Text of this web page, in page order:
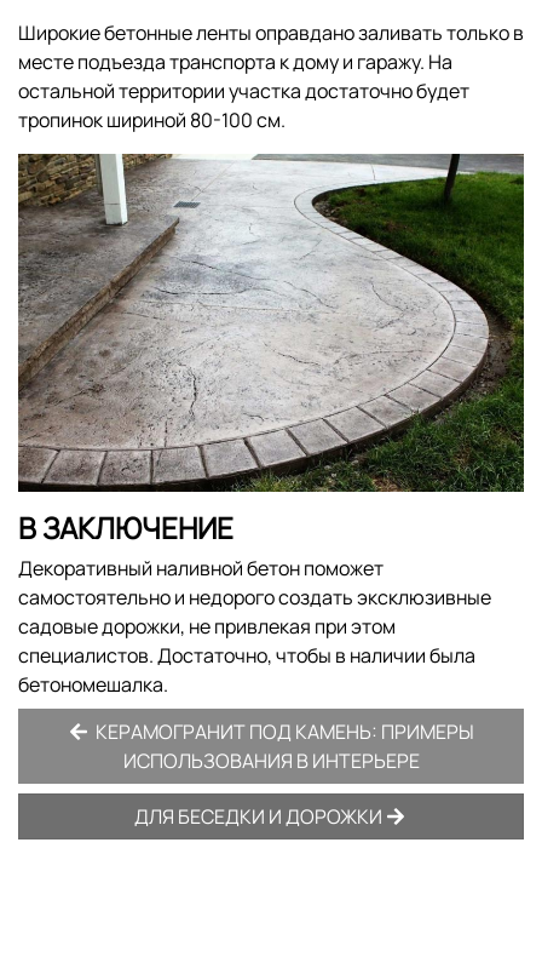
Широкие бетонные ленты оправдано заливать только в
месте подъезда транспорта к дому и гаражу. На
остальной территории участка достаточно будет
тропинок шириной 80-100 см.
В ЗАКЛЮЧЕНИЕ
Декоративный наливной бетон поможет
самостоятельно и недорого создать эксклюзивные
садовые дорожки, не привлекая при этом
специалистов. Достаточно, чтобы в наличии была
бетономешалка.
КЕРАМОГРАНИТ ПОД КАМЕНЬ: ПРИМЕРЫ
ИСПОЛЬЗОВАНИЯ В ИНТЕРЬЕРЕ
ДЛЯ БЕСЕДКИ И ДОРОЖКИ